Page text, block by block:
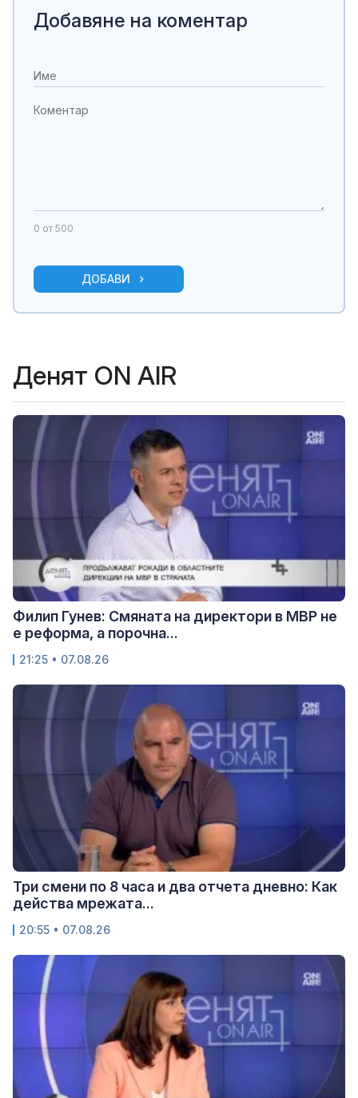
Добавяне на коментар
0 от 500
ДОБАВИ
Денят ON AIR
Филип Гунев: Смяната на директори в МВР не
е реформа, а порочна...
21:25 • 07.08.26
Три смени по 8 часа и два отчета дневно: Как
действа мрежата...
20:55 • 07.08.26